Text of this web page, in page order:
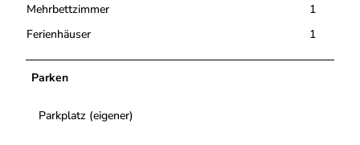
Mehrbettzimmer
1
Ferienhäuser
1
Parken
Parkplatz (eigener)